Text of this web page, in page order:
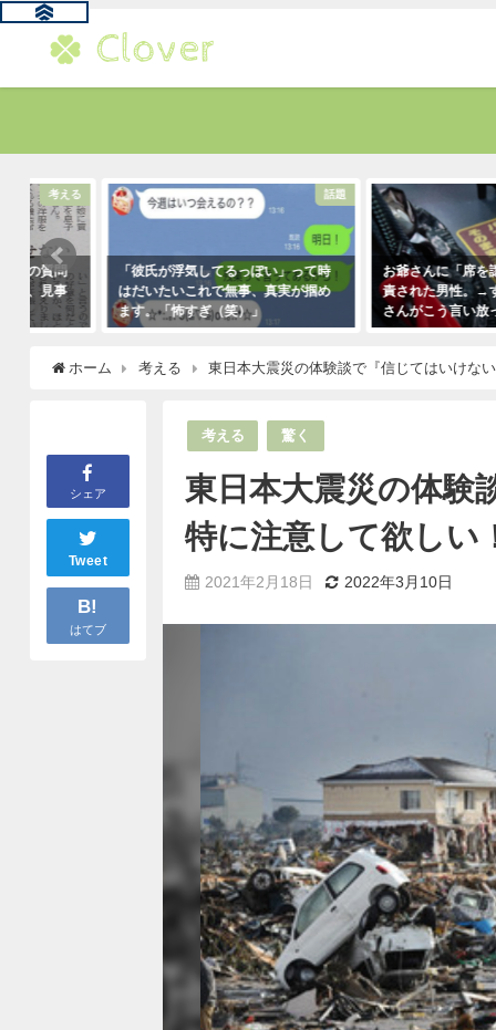
話題
「彼氏が浮気してるっぽい」って時
はだいたいこれで無事、真実が掴め
ます。「怖すぎ（笑）」
お爺さんに「席を譲りなさい
責された男性。→すると若い
さんがこう言い放った！
ホーム 考える 東日本大震災の体験談で『信じてはいけな
シェア
Tweet
B!
はてブ
考える 驚く
東日本大震災の体験
特に注意して欲しい
2021年2月18日 2022年3月10日